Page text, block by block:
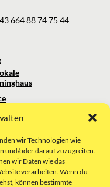
wir Technologien wie
und/oder darauf zuzugreifen.
wir Daten wie das
verarbeiten. Wenn du
können bestimmte
664 88 74 75 44